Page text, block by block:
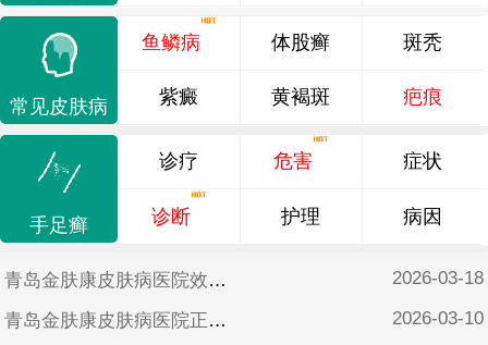
常见皮肤病
鱼鳞病 体股癣 斑秃
紫癜 黄褐斑 疤痕
手足癣
诊疗 危害 症状
诊断 护理 病因
青岛金肤康皮肤病医院效果好吗? 2026-03-18
青岛金肤康皮肤病医院正规吗? 2026-03-10